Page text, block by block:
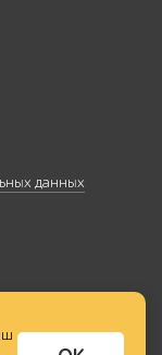
данных